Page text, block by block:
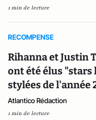
1 min de lecture
RECOMPENSE
Rihanna et Justin
ont été élus "stars
stylées de l'année
Atlantico Rédaction
1 min de lecture